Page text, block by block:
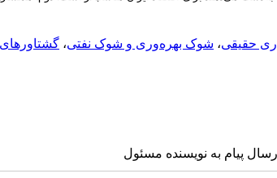
حقیقی، شوک بهره‌وری و شوک نفتی،
ارسال پیام به نویسنده مسئول